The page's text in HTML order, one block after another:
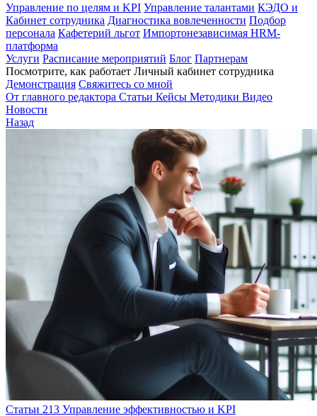
Управление по целям и KPI Управление талантами КЭДО и
Кабинет сотрудника Диагностика вовлеченности Подбор
персонала Кафетерий льгот Импортонезависимая HRM-
платформа
Услуги Расписание мероприятий Блог Партнерам
Посмотрите, как работает Личный кабинет сотрудника
Демонстрация Свяжитесь со мной
От главного редактора Статьи Кейсы Методики Видео
Новости
Назад
Статьи 213 Управление эффективностью и KPI